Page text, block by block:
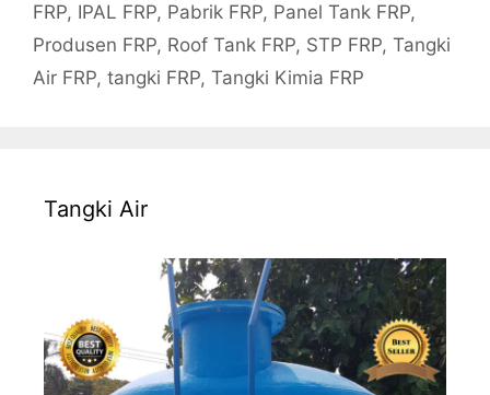
FRP, IPAL FRP, Pabrik FRP, Panel Tank FRP,
Produsen FRP, Roof Tank FRP, STP FRP, Tangki
Air FRP, tangki FRP, Tangki Kimia FRP
Tangki Air